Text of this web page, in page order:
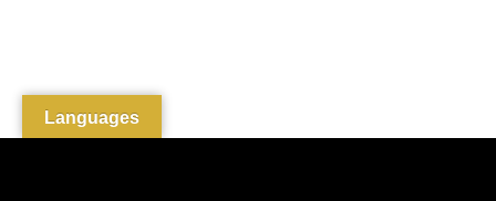
Languages